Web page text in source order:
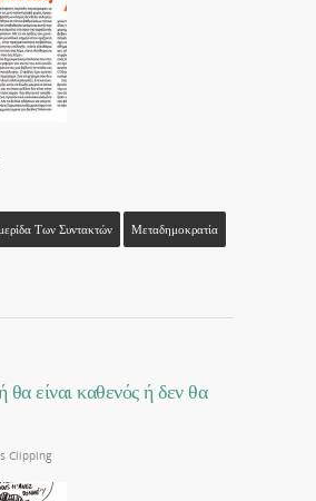
Των Συντακτών Μεταδημοκρατία
είναι καθενός ή δεν θα
Clipping